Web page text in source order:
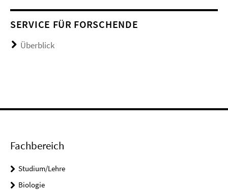
SERVICE FÜR FORSCHENDE
Überblick
Fachbereich
Studium/Lehre
Biologie